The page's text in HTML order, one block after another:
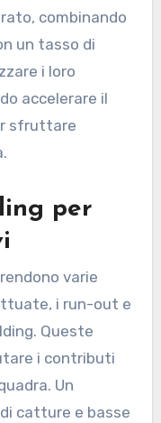
combinando
un tasso di
i loro
accelerare il
sfruttare
per
varie
i run-out e
Queste
i contributi
Un
catture e basse